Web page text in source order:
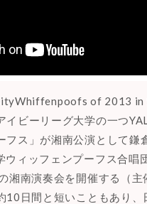
of 2013 in
イビーリーグ大学の一つ
フス」が湘南公演として鎌
ウィッフェンプーフス合
湘南演奏会を開催する（主
10日間と短いこともあり